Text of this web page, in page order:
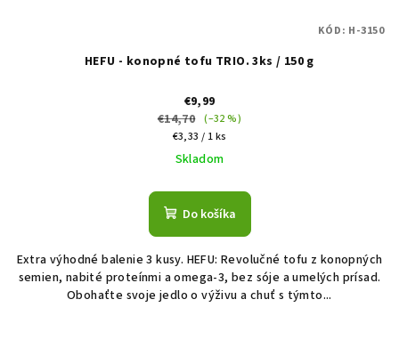
HEFU - konopné tofu TRIO. 3ks / 150 g
€9,99
€14,70 (–32 %)
Jednotková
cena:
€3,33 / 1 ks
Skladom
Do košíka
Extra výhodné balenie 3 kusy. HEFU: Revolučné tofu z konopných
semien, nabité proteínmi a omega-3, bez sóje a umelých prísad.
Obohaťte svoje jedlo o výživu a chuť s týmto...
KÓD: H-3150